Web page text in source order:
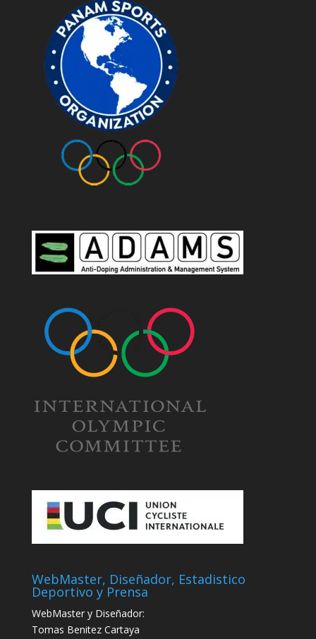
WebMaster, Diseñador, Estadistico
Deportivo y Prensa
WebMaster y Diseñador:
Tomas Benitez Cartaya